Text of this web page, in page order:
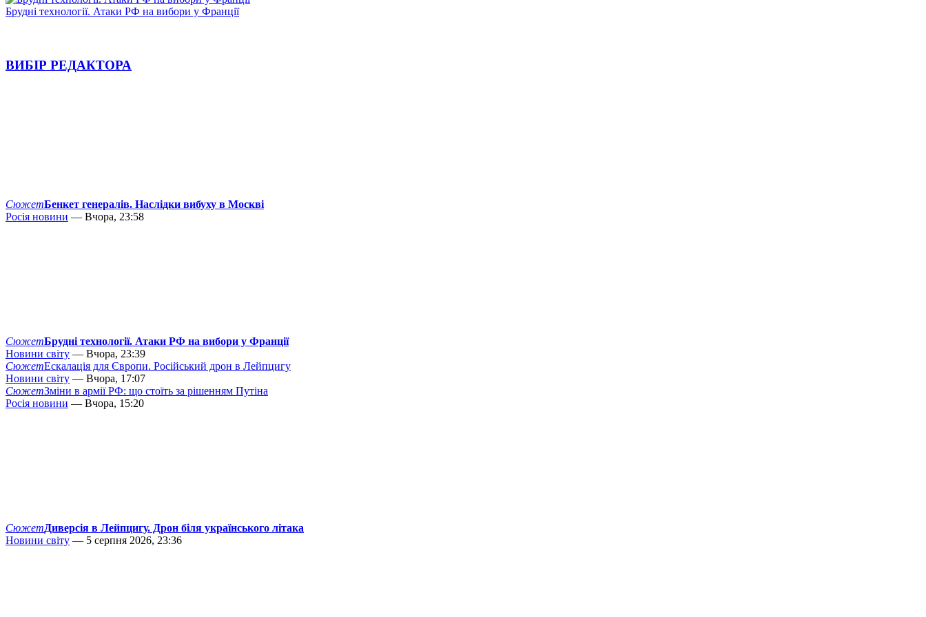
Брудні технології. Атаки РФ на вибори у Франції
ВИБІР РЕДАКТОРА
СюжетБенкет генералів. Наслідки вибуху в Москві
Росія новини — Вчора, 23:58
СюжетБрудні технології. Атаки РФ на вибори у Франції
Новини світу — Вчора, 23:39
СюжетЕскалація для Європи. Російський дрон в Лейпцигу
Новини світу — Вчора, 17:07
СюжетЗміни в армії РФ: що стоїть за рішенням Путіна
Росія новини — Вчора, 15:20
СюжетДиверсія в Лейпцигу. Дрон біля українського літака
Новини світу — 5 серпня 2026, 23:36